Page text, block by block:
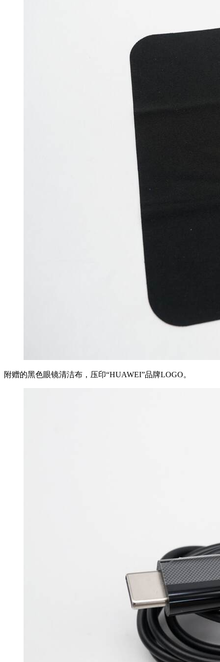
附赠的黑色眼镜清洁布，压印“HUAWEI”品牌LOGO。